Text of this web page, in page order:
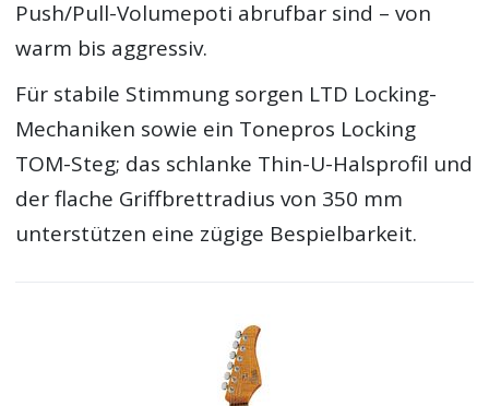
Push/Pull-Volumepoti abrufbar sind – von
warm bis aggressiv.
Für stabile Stimmung sorgen LTD Locking-
Mechaniken sowie ein Tonepros Locking
TOM-Steg; das schlanke Thin-U-Halsprofil und
der flache Griffbrettradius von 350 mm
unterstützen eine zügige Bespielbarkeit.